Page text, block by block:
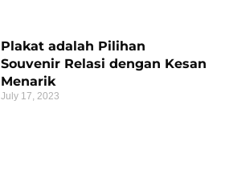
Plakat adalah Pilihan
Souvenir Relasi dengan Kesan
Menarik
July 17, 2023